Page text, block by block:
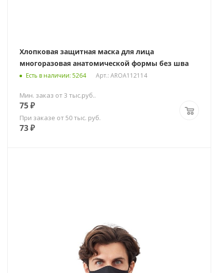
Хлопковая защитная маска для лица
многоразовая анатомической формы без шва
Есть в наличии: 5264 Арт.: AROA112114
Мин. заказ от 3 тыс.руб..
75₽
При заказе от 50 тыс. руб.
73₽